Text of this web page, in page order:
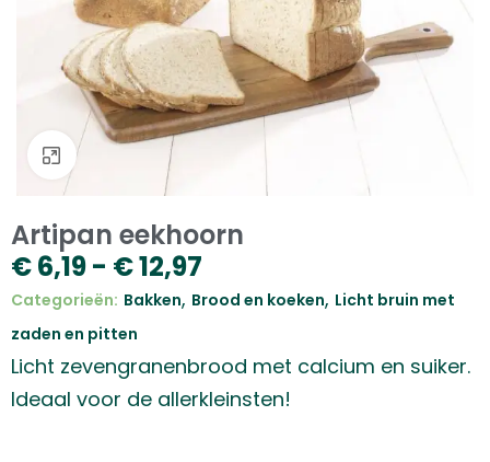
Klik om te vergroten
Artipan eekhoorn
€6,19- €12,97
Categorieën: Bakken, Brood en koeken, Licht bruin met
zaden en pitten
Licht zevengranenbrood met calcium en suiker.
Ideaal voor de allerkleinsten!